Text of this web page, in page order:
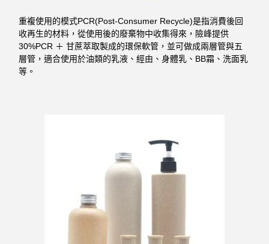
重複使用的模式PCR(Post-Consumer Recycle)是指消費後回
收再生的材料，從使用後的廢棄物中收集得來，險峰提供
30%PCR ＋ 甘蔗萃取製成的環保軟管，並可做成兩層管與五
層管，適合使用於油類的乳液、經由、身體乳、BB霜、洗面乳
等。